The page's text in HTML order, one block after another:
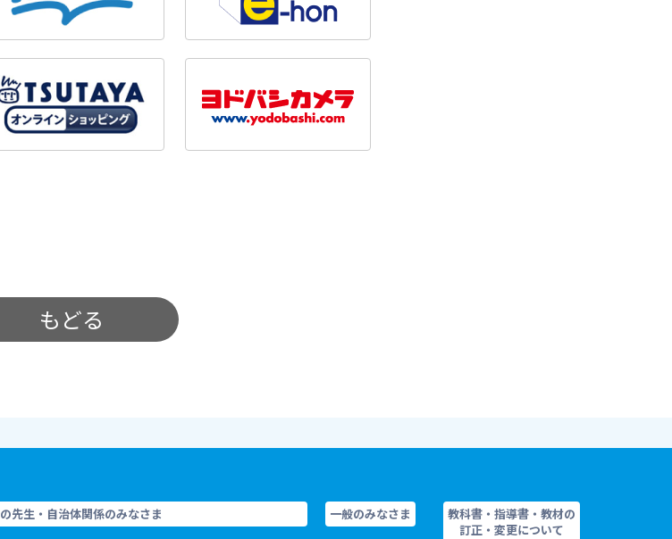
もどる
先生・自治体関係のみなさま 一般のみなさま
教科書・指導書・教材の
訂正・変更について